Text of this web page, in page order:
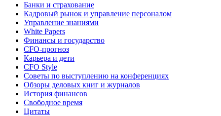
Банки и страхование
Кадровый рынок и управление персоналом
Управление знаниями
White Papers
Финансы и государство
CFO-прогноз
Карьера и дети
CFO Style
Советы по выступлению на конференциях
Обзоры деловых книг и журналов
История финансов
Свободное время
Цитаты